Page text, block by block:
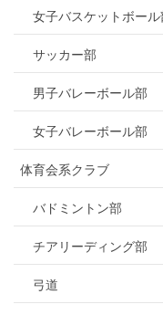
女子バスケットボール
サッカー部
男子バレーボール部
女子バレーボール部
体育会系クラブ
バドミントン部
チアリーディング部
弓道